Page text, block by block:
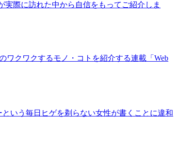
際に訪れた中から自信をもってご紹介しま
ワクワクするモノ・コトを紹介する連載「Web
いう毎日ヒゲを剃らない女性が書くことに違和